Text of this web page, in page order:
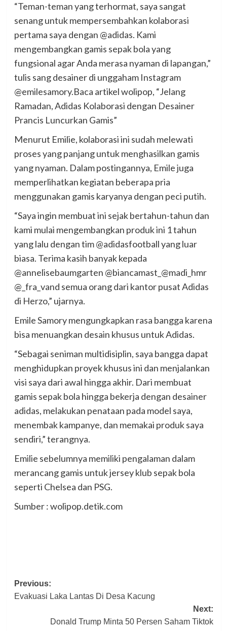
“Teman-teman yang terhormat, saya sangat
senang untuk mempersembahkan kolaborasi
pertama saya dengan @adidas. Kami
mengembangkan gamis sepak bola yang
fungsional agar Anda merasa nyaman di lapangan,”
tulis sang desainer di unggaham Instagram
@emilesamory.Baca artikel wolipop, “Jelang
Ramadan, Adidas Kolaborasi dengan Desainer
Prancis Luncurkan Gamis”
Menurut Emilie, kolaborasi ini sudah melewati
proses yang panjang untuk menghasilkan gamis
yang nyaman. Dalam postingannya, Emile juga
memperlihatkan kegiatan beberapa pria
menggunakan gamis karyanya dengan peci putih.
“Saya ingin membuat ini sejak bertahun-tahun dan
kami mulai mengembangkan produk ini 1 tahun
yang lalu dengan tim @adidasfootball yang luar
biasa. Terima kasih banyak kepada
@annelisebaumgarten @biancamast_@madi_hmr
@_fra_vand semua orang dari kantor pusat Adidas
di Herzo,” ujarnya.
Emile Samory mengungkapkan rasa bangga karena
bisa menuangkan desain khusus untuk Adidas.
“Sebagai seniman multidisiplin, saya bangga dapat
menghidupkan proyek khusus ini dan menjalankan
visi saya dari awal hingga akhir. Dari membuat
gamis sepak bola hingga bekerja dengan desainer
adidas, melakukan penataan pada model saya,
menembak kampanye, dan memakai produk saya
sendiri,” terangnya.
Emilie sebelumnya memiliki pengalaman dalam
merancang gamis untuk jersey klub sepak bola
seperti Chelsea dan PSG.
Sumber : wolipop.detik.com
Post
navigation
Previous:
Evakuasi Laka Lantas Di Desa Kacung
Next:
Donald Trump Minta 50 Persen Saham Tiktok